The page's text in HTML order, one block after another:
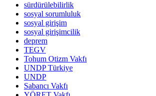
sürdürülebilirlik
sosyal sorumluluk
sosyal girişim
sosyal girişimcilik
deprem
TEGV
Tohum Otizm Vakfı
UNDP Türkiye
UNDP
Sabancı Vakfı